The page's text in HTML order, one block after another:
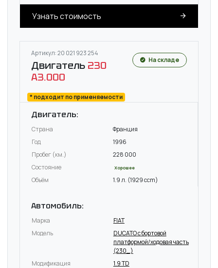
Узнать стоимость
Артикул: 20 021 923 254
Двигатель 230
A3.000
* подходит по применяемости
На складе
Двигатель:
Страна
Франция
Год
1996
Пробег (км.)
228 000
Состояние
Хорошее
Объём 1.9 л. (1929 ccm)
Автомобиль:
Марка
FIAT
Модель
DUCATO c бортовой
платформой/ходовая часть
(230_)
Модификация
1.9 TD